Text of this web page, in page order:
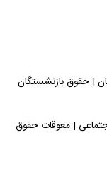
| حقوق بازنشستگان
| معوقات حقوق